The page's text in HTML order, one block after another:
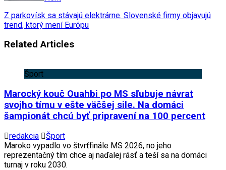
Z parkovísk sa stávajú elektrárne. Slovenské firmy objavujú
trend, ktorý mení Európu
Related Articles
Šport
Marocký kouč Ouahbi po MS sľubuje návrat
svojho tímu v ešte väčšej sile. Na domáci
šampionát chcú byť pripravení na 100 percent
redakcia
Šport
Maroko vypadlo vo štvrťfinále MS 2026, no jeho
reprezentačný tím chce aj naďalej rásť a teší sa na domáci
turnaj v roku 2030.